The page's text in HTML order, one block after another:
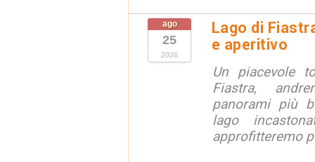
ago
25
2026
Lago di
e aperitivo
Un piacevole
Fiastra,
panorami più
lago
approfitteremo